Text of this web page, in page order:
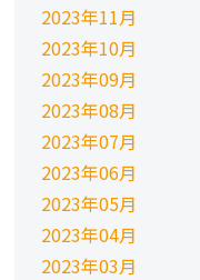
2023年11月
2023年10月
2023年09月
2023年08月
2023年07月
2023年06月
2023年05月
2023年04月
2023年03月